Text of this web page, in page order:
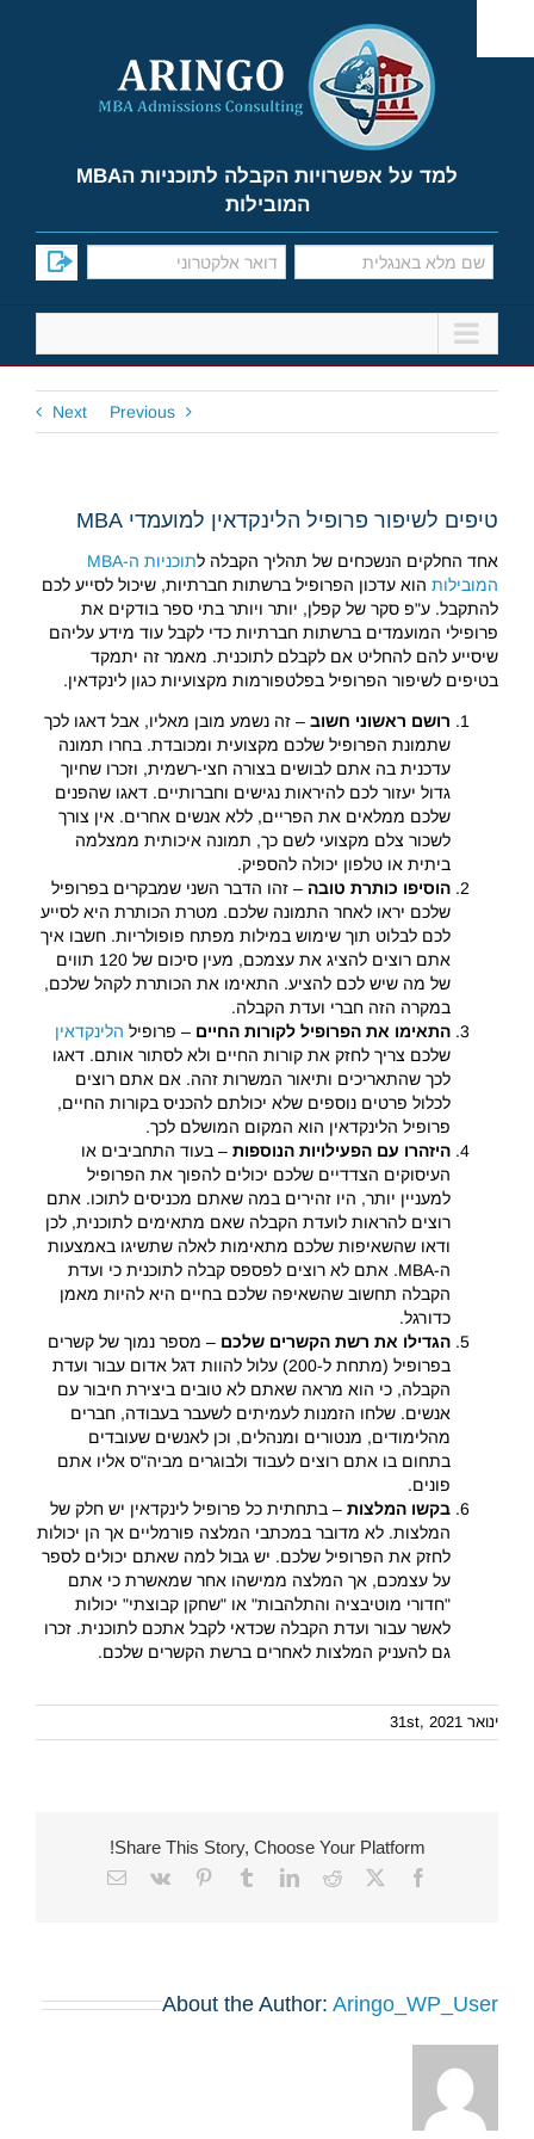
content
למד על אפשרויות הקבלה לתוכניות הMBA
המובילות
Previous
Next
טיפים לשיפור פרופיל הלינקדאין למועמדי MBA
אחד החלקים הנשכחים של תהליך הקבלה ל
תוכניות ה-MBA
המובילות הוא עדכון הפרופיל ברשתות חברתיות, שיכול לסייע לכם
להתקבל. ע"פ סקר של קפלן, יותר ויותר בתי ספר בודקים את
פרופילי המועמדים ברשתות חברתיות כדי לקבל עוד מידע עליהם
שיסייע להם להחליט אם לקבלם לתוכנית. מאמר זה יתמקד
בטיפים לשיפור הפרופיל בפלטפורמות מקצועיות כגון לינקדאין.
רושם ראשוני חשוב – זה נשמע מובן מאליו, אבל דאגו לכך
שתמונת הפרופיל שלכם מקצועית ומכובדת. בחרו תמונה
עדכנית בה אתם לבושים בצורה חצי-רשמית, וזכרו שחיוך
גדול יעזור לכם להיראות נגישים וחברותיים. דאגו שהפנים
שלכם ממלאים את הפריים, ללא אנשים אחרים. אין צורך
לשכור צלם מקצועי לשם כך, תמונה איכותית ממצלמה
ביתית או טלפון יכולה להספיק.
הוסיפו כותרת טובה – זהו הדבר השני שמבקרים בפרופיל
שלכם יראו לאחר התמונה שלכם. מטרת הכותרת היא לסייע
לכם לבלוט תוך שימוש במילות מפתח פופולריות. חשבו איך
אתם רוצים להציג את עצמכם, מעין סיכום של 120 תווים
של מה שיש לכם להציע. התאימו את הכותרת לקהל שלכם,
במקרה הזה חברי ועדת הקבלה.
התאימו את הפרופיל לקורות החיים – פרופיל הלינקדאין
שלכם צריך לחזק את קורות החיים ולא לסתור אותם. דאגו
לכך שהתאריכים ותיאור המשרות זהה. אם אתם רוצים
לכלול פרטים נוספים שלא יכולתם להכניס בקורות החיים,
פרופיל הלינקדאין הוא המקום המושלם לכך.
היזהרו עם הפעילויות הנוספות – בעוד התחביבים או
העיסוקים הצדדיים שלכם יכולים להפוך את הפרופיל
למעניין יותר, היו זהירים במה שאתם מכניסים לתוכו. אתם
רוצים להראות לועדת הקבלה שאם מתאימים לתוכנית, לכן
ודאו שהשאיפות שלכם מתאימות לאלה שתשיגו באמצעות
ה-MBA. אתם לא רוצים לפספס קבלה לתוכנית כי ועדת
הקבלה תחשוב שהשאיפה שלכם בחיים היא להיות מאמן
כדורגל.
הגדילו את רשת הקשרים שלכם – מספר נמוך של קשרים
בפרופיל (מתחת ל-200) עלול להוות דגל אדום עבור ועדת
הקבלה, כי הוא מראה שאתם לא טובים ביצירת חיבור עם
אנשים. שלחו הזמנות לעמיתים לשעבר בעבודה, חברים
מהלימודים, מנטורים ומנהלים, וכן לאנשים שעובדים
בתחום בו אתם רוצים לעבוד ולבוגרים מביה"ס אליו אתם
פונים.
בקשו המלצות – בתחתית כל פרופיל לינקדאין יש חלק של
המלצות. לא מדובר במכתבי המלצה פורמליים אך הן יכולות
לחזק את הפרופיל שלכם. יש גבול למה שאתם יכולים לספר
על עצמכם, אך המלצה ממישהו אחר שמאשרת כי אתם
"חדורי מוטיבציה והתלהבות" או "שחקן קבוצתי" יכולות
לאשר עבור ועדת הקבלה שכדאי לקבל אתכם לתוכנית. זכרו
גם להעניק המלצות לאחרים ברשת הקשרים שלכם.
ינואר 31st, 2021
Share This Story, Choose Your Platform!
Facebook
X
Reddit
LinkedIn
Tumblr
Pinterest
Vk
Email
About the Author: Aringo_WP_User